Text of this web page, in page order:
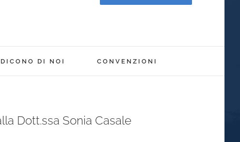
DICONO DI NOI CONVENZIONI
Dott.ssa Sonia Casale